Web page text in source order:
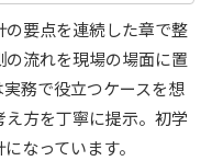
要点を連続した章で整
流れを現場の場面に置
務で役立つケースを想
方を丁寧に提示。初学
なっています。